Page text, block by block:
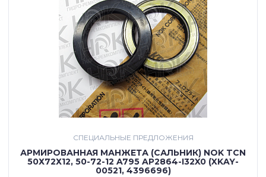
СПЕЦИАЛЬНЫЕ ПРЕДЛОЖЕНИЯ
АРМИРОВАННАЯ МАНЖЕТА (САЛЬНИК) NOK TCN
50Х72Х12, 50-72-12 A795 AP2864-I32X0 (XKAY-
00521, 4396696)